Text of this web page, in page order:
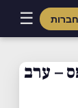
☰
content– ערב